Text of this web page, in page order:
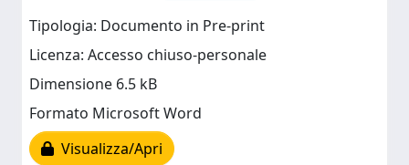
Tipologia: Documento in Pre-print
Licenza: Accesso chiuso-personale
Dimensione 6.5 kB
Formato Microsoft Word
Visualizza/Apri